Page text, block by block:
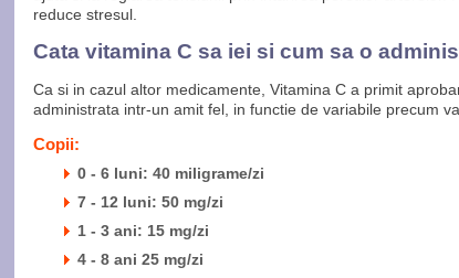
reduce stresul.
Cata vitamina C sa iei si cum sa o
Ca si in cazul altor medicamente, Vitamina C a primit
administrata intr-un amit fel, in functie de variabile precum
Copii:
0 - 6 luni: 40 miligrame/zi
7 - 12 luni: 50 mg/zi
1 - 3 ani: 15 mg/zi
4 - 8 ani 25 mg/zi